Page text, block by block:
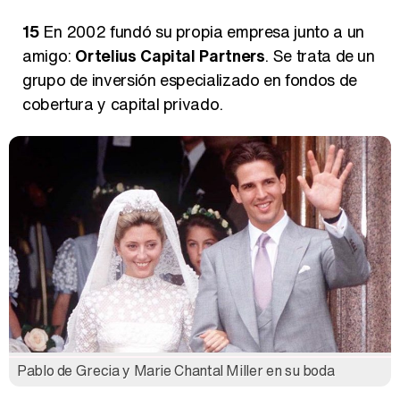
15En 2002 fundó su propia empresa junto a un
amigo: Ortelius Capital Partners. Se trata de un
grupo de inversión especializado en fondos de
cobertura y capital privado.
Pablo de Grecia y Marie Chantal Miller en su boda